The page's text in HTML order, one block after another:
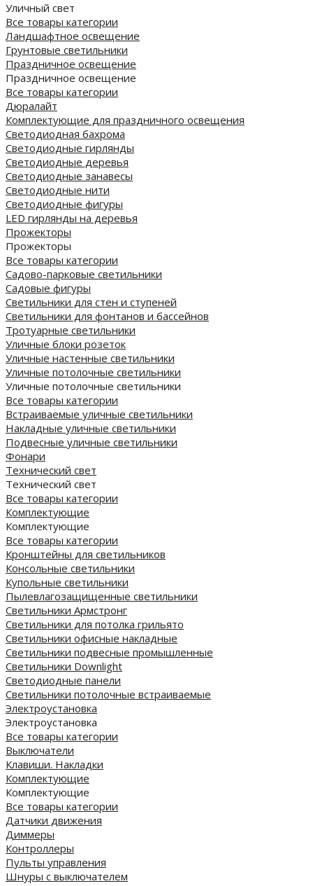
Уличный свет
Все товары категории
Ландшафтное освещение
Грунтовые светильники
Праздничное освещение
Праздничное освещение
Все товары категории
Дюралайт
Комплектующие для праздничного освещения
Светодиодная бахрома
Светодиодные гирлянды
Светодиодные деревья
Светодиодные занавесы
Светодиодные нити
Светодиодные фигуры
LED гирлянды на деревья
Прожекторы
Прожекторы
Все товары категории
Садово-парковые светильники
Садовые фигуры
Светильники для стен и ступеней
Светильники для фонтанов и бассейнов
Тротуарные светильники
Уличные блоки розеток
Уличные настенные светильники
Уличные потолочные светильники
Уличные потолочные светильники
Все товары категории
Встраиваемые уличные светильники
Накладные уличные светильники
Подвесные уличные светильники
Фонари
Технический свет
Технический свет
Все товары категории
Комплектующие
Комплектующие
Все товары категории
Кронштейны для светильников
Консольные светильники
Купольные светильники
Пылевлагозащищенные светильники
Светильники Армстронг
Светильники для потолка грильято
Светильники офисные накладные
Светильники подвесные промышленные
Светильники Downlight
Светодиодные панели
Cветильники потолочные встраиваемые
Электроустановка
Электроустановка
Все товары категории
Выключатели
Клавиши. Накладки
Комплектующие
Комплектующие
Все товары категории
Датчики движения
Диммеры
Контроллеры
Пульты управления
Шнуры с выключателем